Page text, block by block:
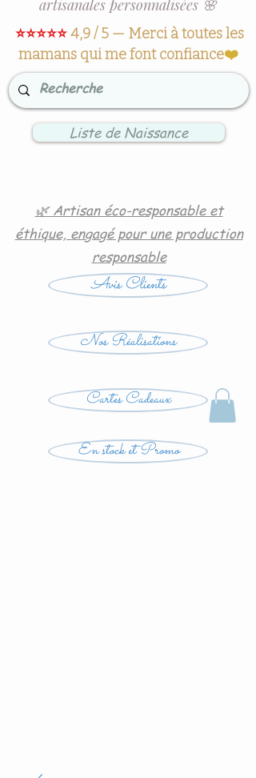
artisanales personnalisées 🌸
⭐⭐⭐⭐⭐4,9 / 5 — Merci à toutes les
mamans qui me font confiance❤️
Liste de Naissance
🌿 Artisan éco-responsable et
éthique, engagé pour une production
responsable
Avis Clients
Nos Réalisations
Cartes Cadeaux
En stock et Promo